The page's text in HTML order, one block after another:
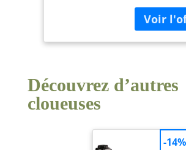
Découvrez d’autres
cloueuses
-14%